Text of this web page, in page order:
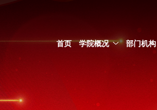
首页 学院概况 部门机构